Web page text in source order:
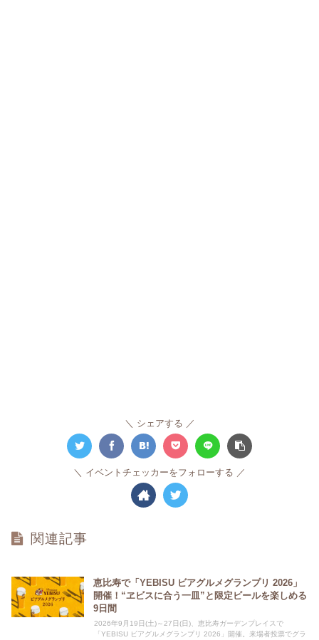
シェアする
イベントチェッカーをフォローする
関連記事
恵比寿で「YEBISU ビアグルメグランプリ 2026」
開催！“ヱビスに合う一皿”と限定ビールを楽しめる
9日間
2026年9月19日(土)～27日(日)、恵比寿ガーデンプレイスで
「YEBISU ビアグルメグランプリ 2026」開催。来場者投票でグラ